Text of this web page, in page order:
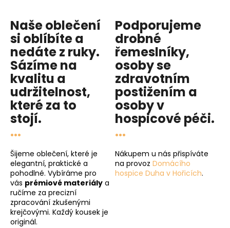
Naše oblečení
si oblíbíte a
nedáte z ruky.
Sázíme na
kvalitu a
udržitelnost,
které za to
stojí.
...
Šijeme oblečení, které je
elegantní, praktické a
pohodlné. Vybíráme pro
vás prémiové materiály a
ručíme za precizní
zpracování zkušenými
krejčovými. Každý kousek je
originál.
Podporujeme
drobné
řemeslníky,
osoby se
zdravotním
postižením a
osoby v
hospicové péči.
...
Nákupem u nás přispíváte
na provoz Domácího
hospice Duha v Hořicích.